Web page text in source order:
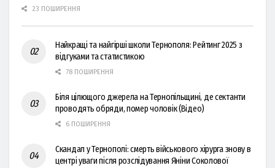
23 ПОШИРЕННЯ
Найкращі та найгірші школи Тернополя: Рейтинг 2025 з
відгуками та статистикою
78 ПОШИРЕННЯ
Біля цілющого джерела на Тернопільщині, де сектанти
проводять обряди, помер чоловік (Відео)
6 ПОШИРЕННЯ
Скандал у Тернополі: смерть військового хірурга знову в
центрі уваги після розслідування Яніни Соколової